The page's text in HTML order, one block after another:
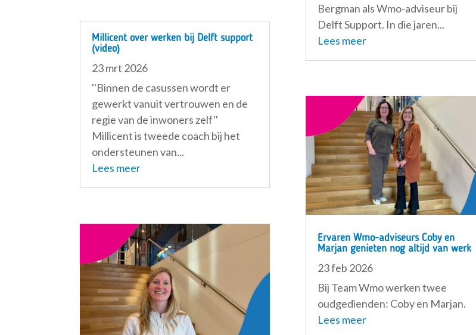
Millicent over werken bij Delft support
(video)
23 mrt 2026
''Binnen de casussen wordt er
gewerkt vanuit vertrouwen en de
regie van de inwoners zelf''
Millicent is tweede coach bij het
ondersteunen van...
Lees meer
Bergman als Wmo-adviseur bij
Delft Support. In die jaren...
Lees meer
Ervaren Wmo-adviseurs Coby en
Marjan genieten nog altijd van werk
23 feb 2026
Bij Team Wmo werken twee
oudgedienden: Coby en Marjan.
Lees meer